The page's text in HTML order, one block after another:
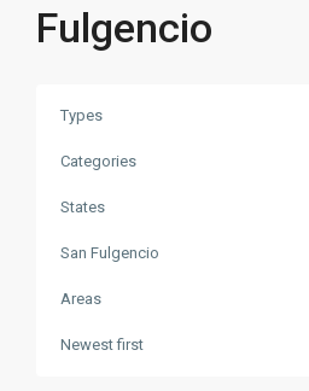
Fulgencio
Types
Categories
States
San Fulgencio
Areas
Newest first